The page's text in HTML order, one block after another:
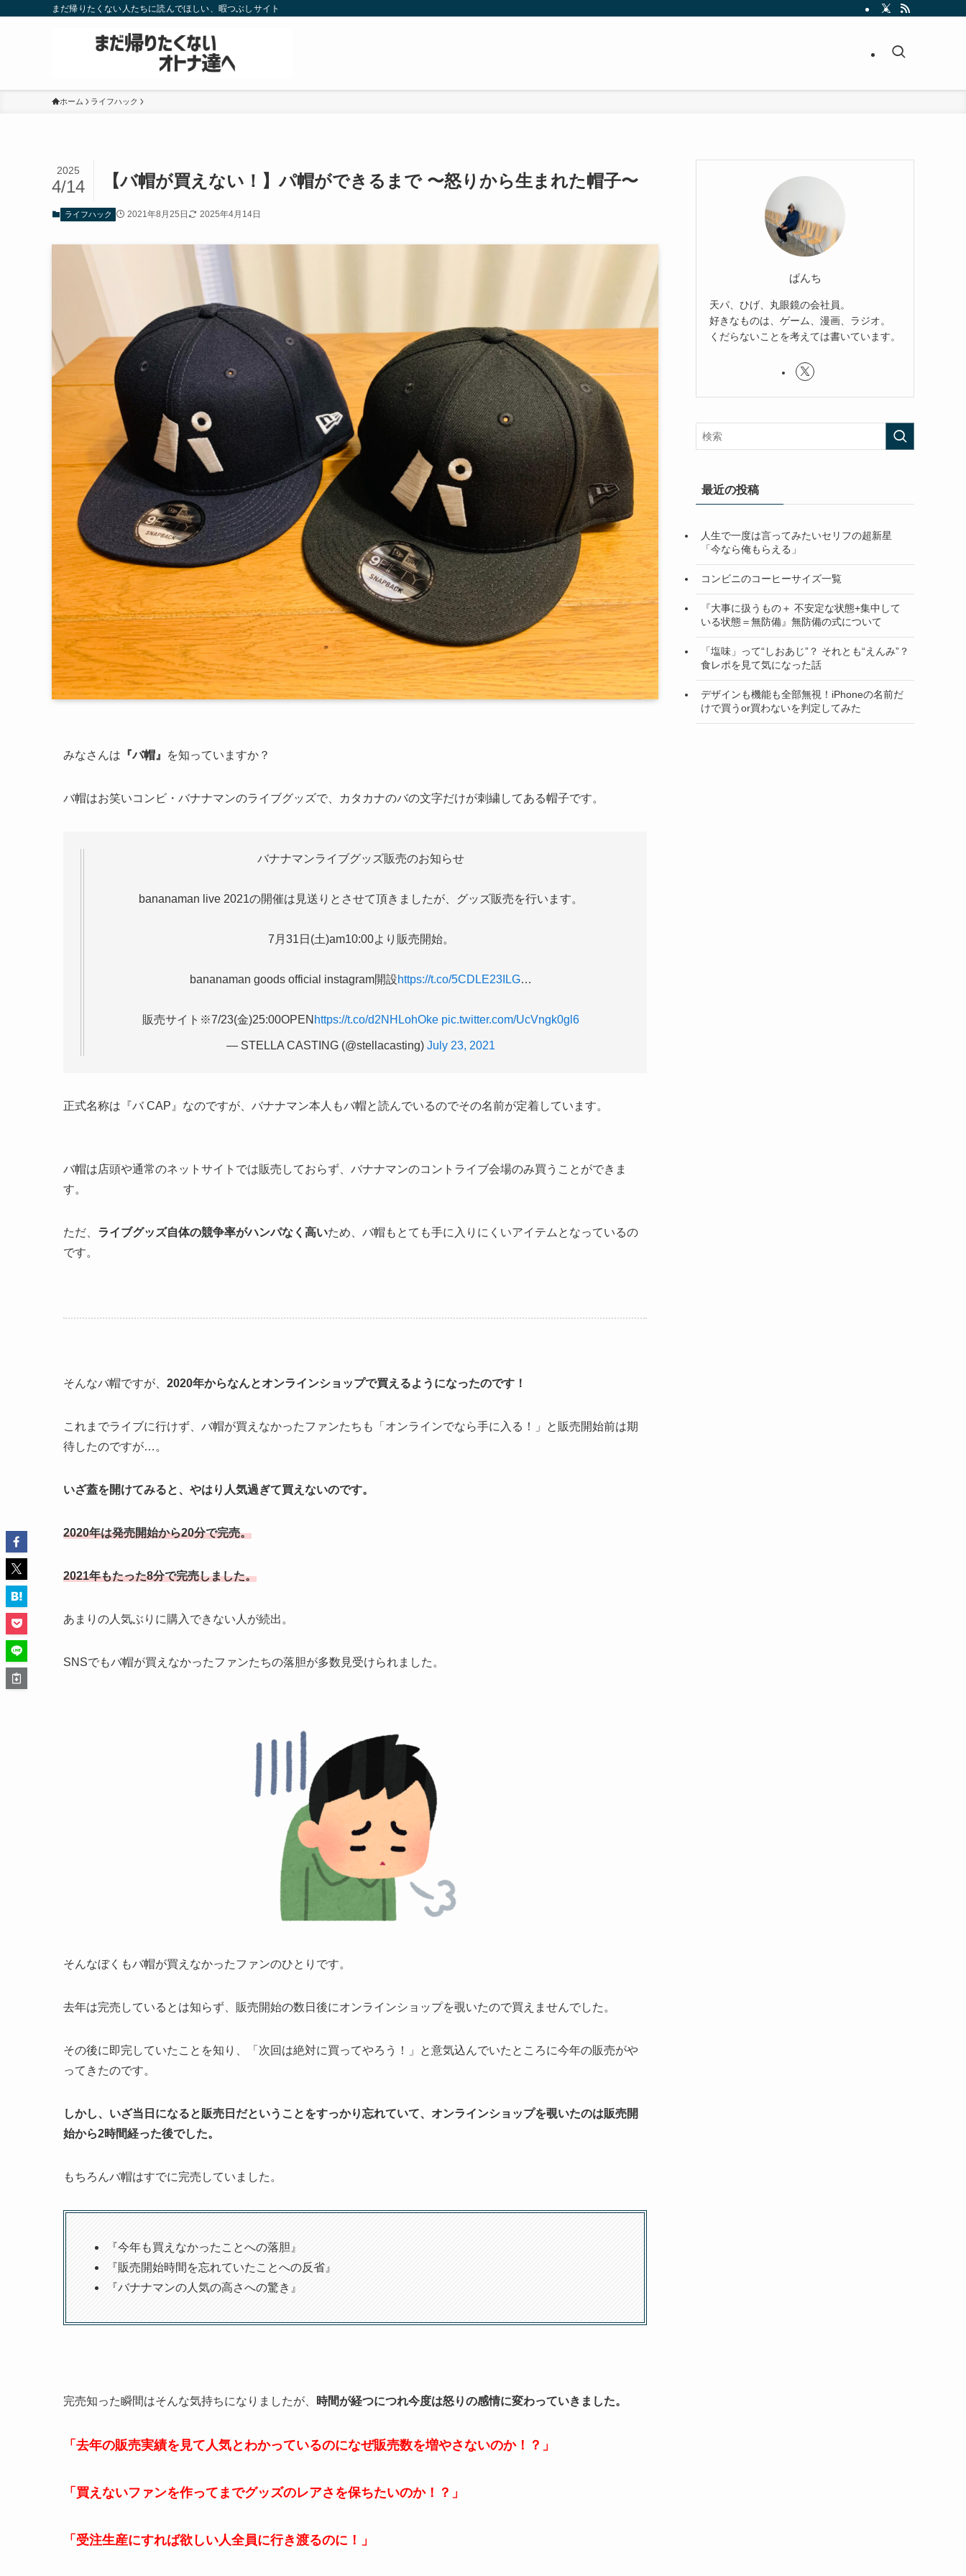
まだ帰りたくない人たちに読んでほしい、暇つぶしサイト
ホーム ライフハック
【バ帽が買えない！】パ帽ができるまで 〜怒りから生まれた帽子〜
2025
4/14
ライフハック 2021年8月25日 2025年4月14日
みなさんは 『バ帽』 を知っていますか？
バ帽はお笑いコンビ・バナナマンのライブグッズで、カタカナのバの文字だけが刺繍してある帽子です。
バナナマンライブグッズ販売のお知らせ
bananaman live 2021の開催は見送りとさせて頂きましたが、グッズ販売を行います。
7月31日(土)am10:00より販売開始。
bananaman goods official instagram開設https://t.co/5CDLE23ILG…
販売サイト※7/23(金)25:00OPEN https://t.co/d2NHLohOke pic.twitter.com/UcVngk0gl6
— STELLA CASTING (@stellacasting) July 23, 2021
正式名称は『バ CAP』なのですが、バナナマン本人もバ帽と読んでいるのでその名前が定着しています。
バ帽は店頭や通常のネットサイトでは販売しておらず、バナナマンのコントライブ会場のみ買うことができま
す。
ただ、 ライブグッズ自体の競争率がハンパなく高いため、バ帽もとても手に入りにくいアイテムとなっているの
です。
そんなバ帽ですが、 2020年からなんとオンラインショップで買えるようになったのです！
これまでライブに行けず、バ帽が買えなかったファンたちも「オンラインでなら手に入る！」と販売開始前は期
待したのですが…。
いざ蓋を開けてみると、やはり人気過ぎて買えないのです。
2020年は発売開始から20分で完売。
2021年もたった8分で完売しました。
あまりの人気ぶりに購入できない人が続出。
SNSでもバ帽が買えなかったファンたちの落胆が多数見受けられました。
そんなぼくもバ帽が買えなかったファンのひとりです。
去年は完売しているとは知らず、販売開始の数日後にオンラインショップを覗いたので買えませんでした。
その後に即完していたことを知り、「次回は絶対に買ってやろう！」と意気込んでいたところに今年の販売がや
ってきたのです。
しかし、いざ当日になると販売日だということをすっかり忘れていて、オンラインショップを覗いたのは販売開
始から2時間経った後でした。
もちろんバ帽はすでに完売していました。
『今年も買えなかったことへの落胆』
『販売開始時間を忘れていたことへの反省』
『バナナマンの人気の高さへの驚き』
完売知った瞬間はそんな気持ちになりましたが、 時間が経つにつれ今度は怒りの感情に変わっていきました。
「去年の販売実績を見て人気とわかっているのになぜ販売数を増やさないのか！？」
「買えないファンを作ってまでグッズのレアさを保ちたいのか！？」
「受注生産にすれば欲しい人全員に行き渡るのに！」
ぱんち
天パ、ひげ、丸眼鏡の会社員。
好きなものは、ゲーム、漫画、ラジオ。
くだらないことを考えては書いています。
最近の投稿
人生で一度は言ってみたいセリフの超新星
「今なら俺もらえる」
コンビニのコーヒーサイズ一覧
『大事に扱うもの＋ 不安定な状態+集中して
いる状態＝無防備』無防備の式について
「塩味」って“しおあじ”？ それとも“えんみ”？
食レポを見て気になった話
デザインも機能も全部無視！iPhoneの名前だ
けで買うor買わないを判定してみた